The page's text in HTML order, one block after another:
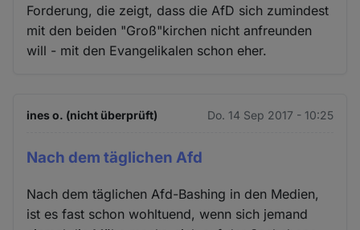
Forderung, die zeigt, dass die AfD sich zumindest
mit den beiden "Groß"kirchen nicht anfreunden
will - mit den Evangelikalen schon eher.
ines o. (nicht überprüft) Do. 14 Sep 2017 - 10:25
Nach dem täglichen Afd
Nach dem täglichen Afd-Bashing in den Medien,
ist es fast schon wohltuend, wenn sich jemand